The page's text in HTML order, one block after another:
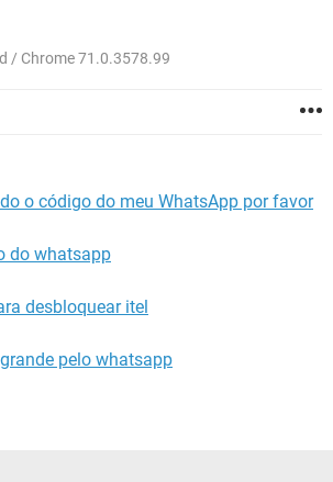
/ Chrome 71.0.3578.99
o código do meu WhatsApp por favor
do whatsapp
desbloquear itel
pelo whatsapp